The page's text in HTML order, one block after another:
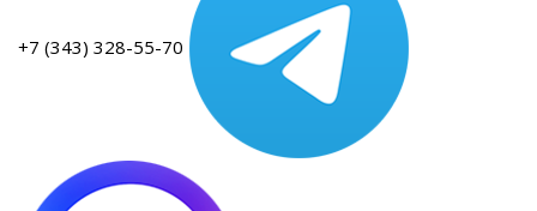
+7 (343) 328-55-70